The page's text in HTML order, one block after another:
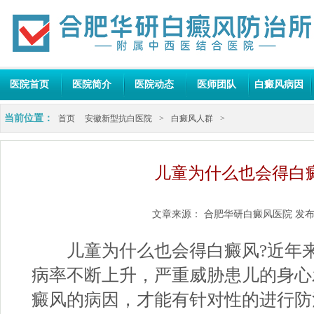
医院首页 医院简介 医院动态 医师团队 白癜风病因
当前位置： 首页 安徽新型抗白医院 > 白癜风人群 >
儿童为什么也会得白
文章来源： 合肥华研白癜风医院 发
儿童为什么也会得白癜风?近年
病率不断上升，严重威胁患儿的身
癜风的病因，才能有针对性的进行